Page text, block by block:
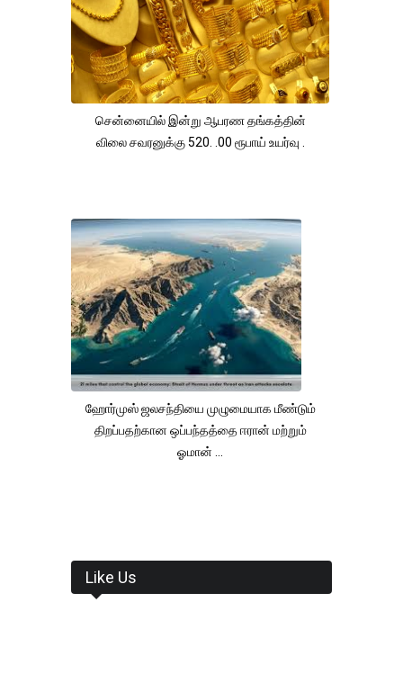
சென்னையில் இன்று ஆபரண தங்கத்தின்
விலை சவரனுக்கு 520. .00 ரூபாய் உயர்வு .
ஹோர்முஸ் ஜலசந்தியை முழுமையாக மீண்டும்
திறப்பதற்கான ஒப்பந்தத்தை ஈரான் மற்றும்
ஓமான் ...
Like Us